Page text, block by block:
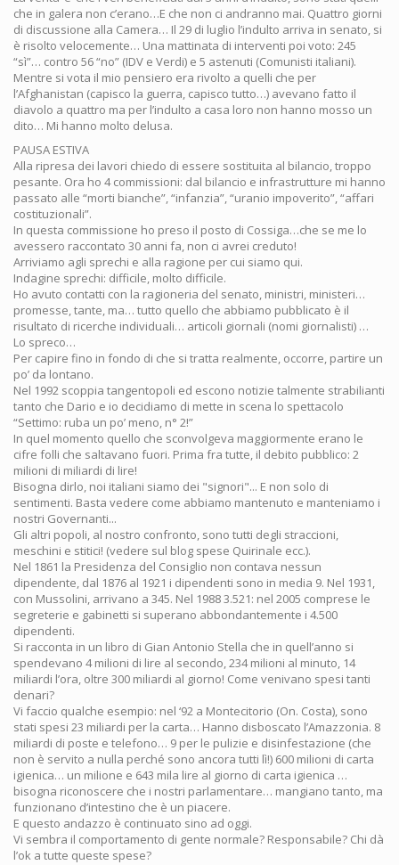
che in galera non c’erano…E che non ci andranno mai. Quattro giorni
di discussione alla Camera… Il 29 di luglio l’indulto arriva in senato, si
è risolto velocemente… Una mattinata di interventi poi voto: 245
“sì”… contro 56 “no” (IDV e Verdi) e 5 astenuti (Comunisti italiani).
Mentre si vota il mio pensiero era rivolto a quelli che per
l’Afghanistan (capisco la guerra, capisco tutto…) avevano fatto il
diavolo a quattro ma per l’indulto a casa loro non hanno mosso un
dito… Mi hanno molto delusa.
PAUSA ESTIVA
Alla ripresa dei lavori chiedo di essere sostituita al bilancio, troppo
pesante. Ora ho 4 commissioni: dal bilancio e infrastrutture mi hanno
passato alle “morti bianche”, “infanzia”, “uranio impoverito”, “affari
costituzionali”.
In questa commissione ho preso il posto di Cossiga…che se me lo
avessero raccontato 30 anni fa, non ci avrei creduto!
Arriviamo agli sprechi e alla ragione per cui siamo qui.
Indagine sprechi: difficile, molto difficile.
Ho avuto contatti con la ragioneria del senato, ministri, ministeri…
promesse, tante, ma… tutto quello che abbiamo pubblicato è il
risultato di ricerche individuali… articoli giornali (nomi giornalisti) …
Lo spreco…
Per capire fino in fondo di che si tratta realmente, occorre, partire un
po’ da lontano.
Nel 1992 scoppia tangentopoli ed escono notizie talmente strabilianti
tanto che Dario e io decidiamo di mette in scena lo spettacolo
“Settimo: ruba un po’ meno, n° 2!”
In quel momento quello che sconvolgeva maggiormente erano le
cifre folli che saltavano fuori. Prima fra tutte, il debito pubblico: 2
milioni di miliardi di lire!
Bisogna dirlo, noi italiani siamo dei "signori"... E non solo di
sentimenti. Basta vedere come abbiamo mantenuto e manteniamo i
nostri Governanti...
Gli altri popoli, al nostro confronto, sono tutti degli straccioni,
meschini e stitici! (vedere sul blog spese Quirinale ecc.).
Nel 1861 la Presidenza del Consiglio non contava nessun
dipendente, dal 1876 al 1921 i dipendenti sono in media 9. Nel 1931,
con Mussolini, arrivano a 345. Nel 1988 3.521: nel 2005 comprese le
segreterie e gabinetti si superano abbondantemente i 4.500
dipendenti.
Si racconta in un libro di Gian Antonio Stella che in quell’anno si
spendevano 4 milioni di lire al secondo, 234 milioni al minuto, 14
miliardi l’ora, oltre 300 miliardi al giorno! Come venivano spesi tanti
denari?
Vi faccio qualche esempio: nel ‘92 a Montecitorio (On. Costa), sono
stati spesi 23 miliardi per la carta… Hanno disboscato l’Amazzonia. 8
miliardi di poste e telefono… 9 per le pulizie e disinfestazione (che
non è servito a nulla perché sono ancora tutti lì!) 600 milioni di carta
igienica… un milione e 643 mila lire al giorno di carta igienica …
bisogna riconoscere che i nostri parlamentare… mangiano tanto, ma
funzionano d’intestino che è un piacere.
E questo andazzo è continuato sino ad oggi.
Vi sembra il comportamento di gente normale? Responsabile? Chi dà
l’ok a tutte queste spese?